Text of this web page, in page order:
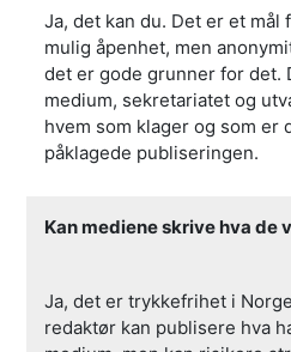
Ja, det kan du. Det er et mål
mulig åpenhet, men
det er gode grunner for det.
medium, sekretariatet og
hvem som klager og som er
påklagede publiseringen.
Kan mediene skrive hva de
Ja, det er trykkefrihet i
redaktør kan publisere hva